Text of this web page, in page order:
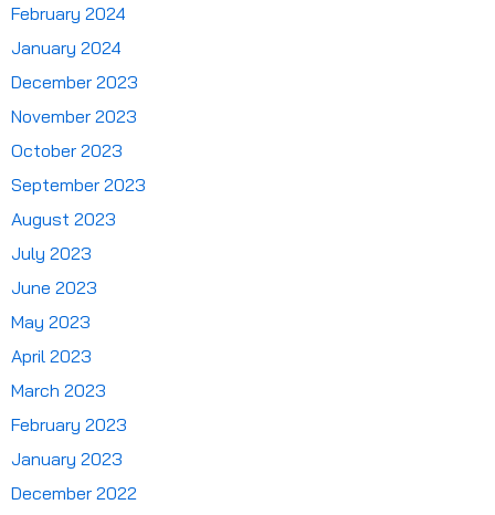
February 2024
January 2024
December 2023
November 2023
October 2023
September 2023
August 2023
July 2023
June 2023
May 2023
April 2023
March 2023
February 2023
January 2023
December 2022